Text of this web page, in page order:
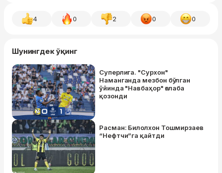
4 0 2 0 0
Шунингдек ўқинг
Суперлига. "Сурхон"
Наманганда мезбон бўлган
ўйинда "Навбаҳор" ғалаба
қозонди
Расман: Билолхон Тошмирзаев
“Нефтчи”га қайтди